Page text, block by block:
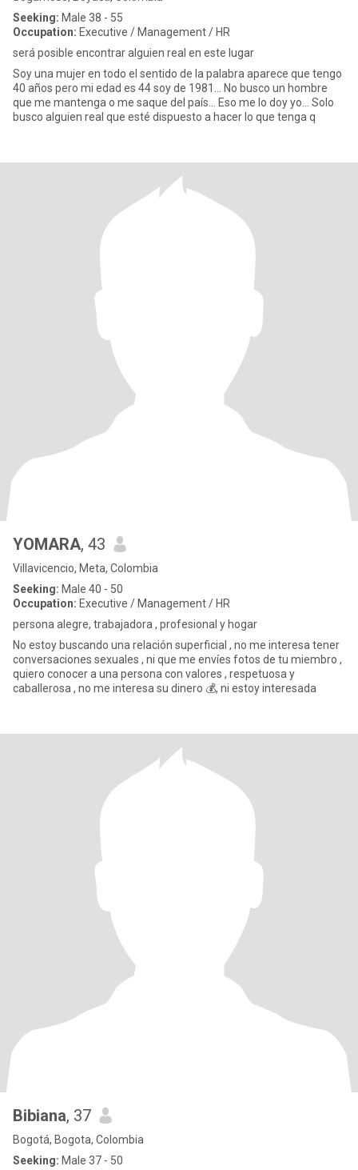
Seeking: Male 38 - 55
Occupation: Executive / Management / HR
será posible encontrar alguien real en este lugar
Soy una mujer en todo el sentido de la palabra aparece que tengo
40 años pero mi edad es 44 soy de 1981... No busco un hombre
que me mantenga o me saque del país... Eso me lo doy yo... Solo
busco alguien real que esté dispuesto a hacer lo que tenga q
YOMARA, 43
Villavicencio, Meta, Colombia
Seeking: Male 40 - 50
Occupation: Executive / Management / HR
persona alegre, trabajadora , profesional y hogar
No estoy buscando una relación superficial , no me interesa tener
conversaciones sexuales , ni que me envíes fotos de tu miembro ,
quiero conocer a una persona con valores , respetuosa y
caballerosa , no me interesa su dinero 💰, ni estoy interesada
Bibiana, 37
Bogotá, Bogota, Colombia
Seeking: Male 37 - 50